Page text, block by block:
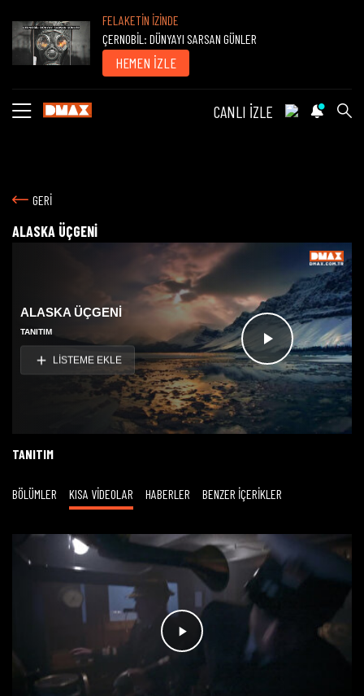
FELAKETİN İZİNDE
ÇERNOBİL: DÜNYAYI SARSAN GÜNLER
HEMEN İZLE
CANLI İZLE
GERİ
ALASKA ÜÇGENİ
Videoyu
Oynat
ALASKA ÜÇGENİ
TANITIM
LİSTEME EKLE
TANITIM
BÖLÜMLER KISA VİDEOLAR HABERLER BENZER İÇERİKLER